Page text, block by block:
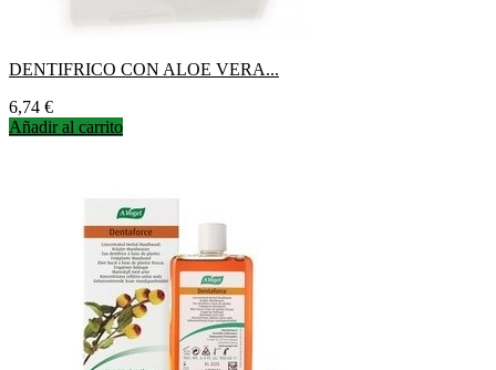
DENTIFRICO CON ALOE VERA...
Precio
6,74 €
Añadir al carrito